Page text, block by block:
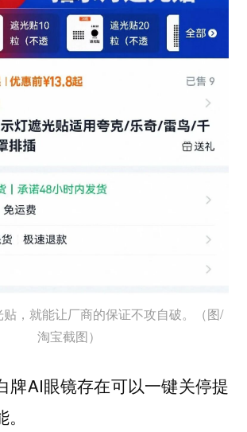
，就能让厂商的保证不攻自破。（图/
淘宝截图）
牌AI眼镜存在可以一键关停提